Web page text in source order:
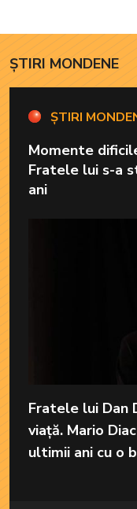
ȘTIRI MONDENE
ȘTIRI
Momente
Fratele lui s-a
ani
Fratele lui Dan
viață. Mario
ultimii ani cu o